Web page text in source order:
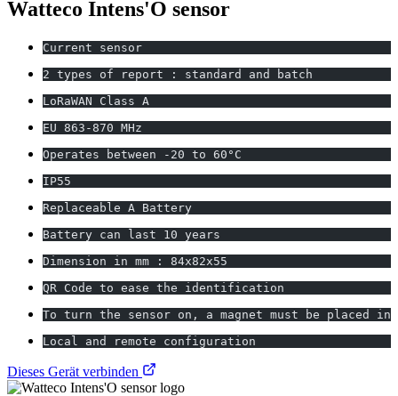
Watteco Intens'O sensor
Current sensor
2 types of report : standard and batch
LoRaWAN Class A
EU 863-870 MHz
Operates between -20 to 60°C
IP55
Replaceable A Battery
Battery can last 10 years
Dimension in mm : 84x82x55
QR Code to ease the identification
To turn the sensor on, a magnet must be placed
Local and remote configuration
Dieses Gerät verbinden